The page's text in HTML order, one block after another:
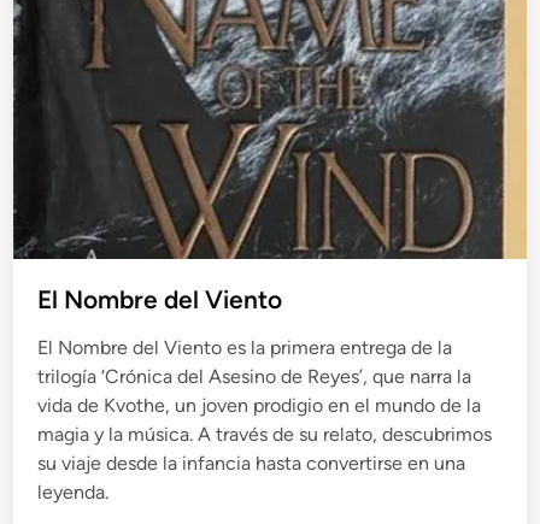
El Nombre del Viento
El Nombre del Viento es la primera entrega de la
trilogía ‘Crónica del Asesino de Reyes’, que narra la
vida de Kvothe, un joven prodigio en el mundo de la
magia y la música. A través de su relato, descubrimos
su viaje desde la infancia hasta convertirse en una
leyenda.